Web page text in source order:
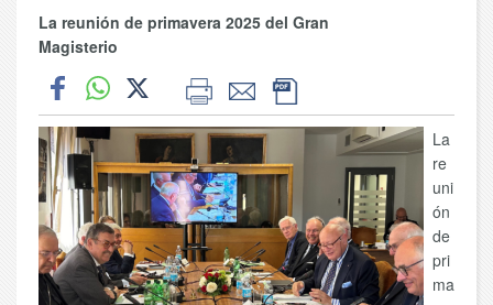
La reunión de primavera 2025 del Gran
Magisterio
La
re
uni
ón
de
pri
ma